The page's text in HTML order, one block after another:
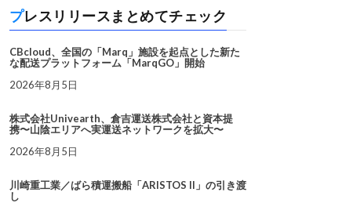
プレスリリースまとめてチェック
CBcloud、全国の「Marq」施設を起点とした新た
な配送プラットフォーム「MarqGO」開始
2026年8月5日
株式会社Univearth、倉吉運送株式会社と資本提
携〜山陰エリアへ実運送ネットワークを拡大〜
2026年8月5日
川崎重工業／ばら積運搬船「ARISTOS II」の引き渡
し